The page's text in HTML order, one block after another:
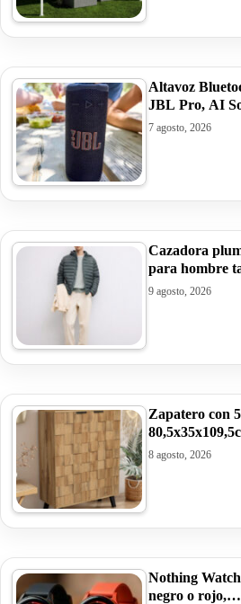
Altavoz
JBL Pro, AI
7 agosto, 2026
Cazadora
para hombre
9 agosto, 2026
Zapatero con
8 agosto, 2026
Nothing
negro o rojo,…